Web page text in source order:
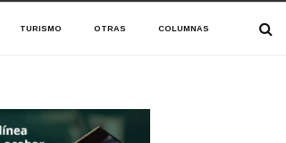
TURISMO OTRAS COLUMNAS